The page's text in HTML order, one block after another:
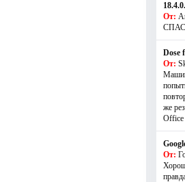
От:
Dose
От:
же
Offiсe
От: